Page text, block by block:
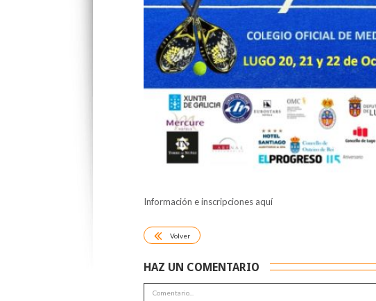
Información e inscripciones aquí
Volver
HAZ UN COMENTARIO